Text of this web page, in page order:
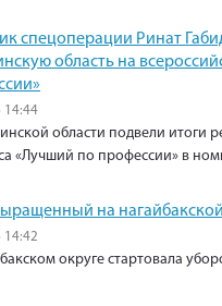
спецоперации Ринат
область на
14:44
области подвели итоги
«Лучший по профессии» в
на
14:42
округе стартовала